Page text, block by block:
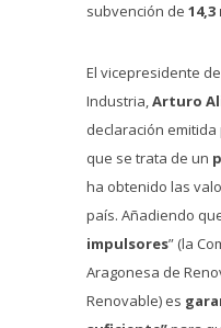
subvención de
El vicepresidente
Industria,Arturo
declaración
que se trata de un
ha obtenido las
país. Añadiendo
impulsores” (la
Aragonesa de
Renovable) es